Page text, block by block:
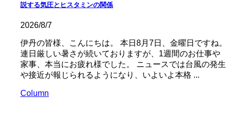
説する気圧とヒスタミンの関係
2026/8/7
伊丹の皆様、こんにちは。 本日8月7日、金曜日ですね。
連日厳しい暑さが続いておりますが、1週間のお仕事や
家事、本当にお疲れ様でした。 ニュースでは台風の発生
や接近が報じられるようになり、いよいよ本格 ...
Column